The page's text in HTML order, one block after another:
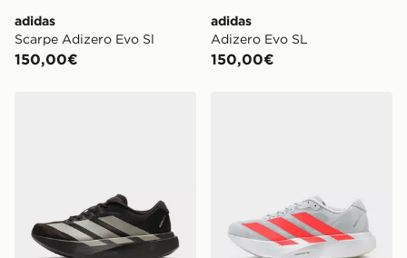
adidas
Scarpe Adizero Evo Sl
150,00€
adidas
Adizero Evo SL
150,00€